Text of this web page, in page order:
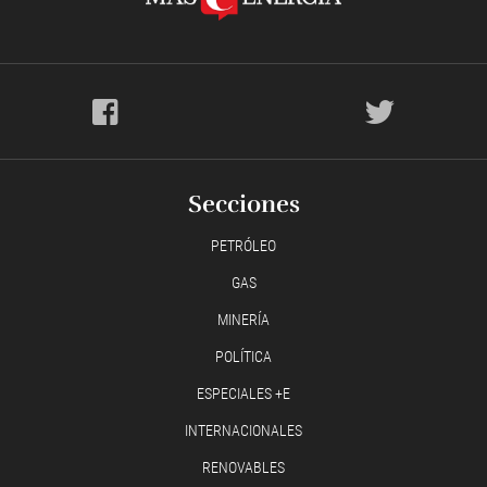
Secciones
PETRÓLEO
GAS
MINERÍA
POLÍTICA
ESPECIALES +E
INTERNACIONALES
RENOVABLES